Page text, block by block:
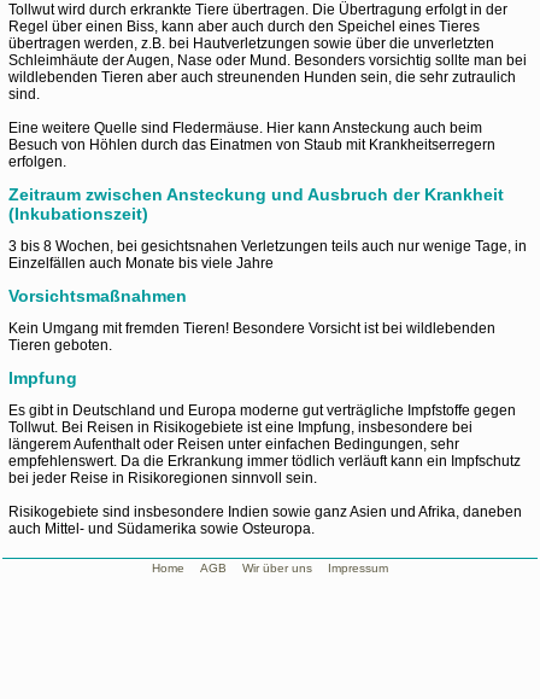
Tollwut wird durch erkrankte Tiere übertragen. Die Übertragung erfolgt in der
Regel über einen Biss, kann aber auch durch den Speichel eines Tieres
übertragen werden, z.B. bei Hautverletzungen sowie über die unverletzten
Schleimhäute der Augen, Nase oder Mund. Besonders vorsichtig sollte man bei
wildlebenden Tieren aber auch streunenden Hunden sein, die sehr zutraulich
sind.
Eine weitere Quelle sind Fledermäuse. Hier kann Ansteckung auch beim
Besuch von Höhlen durch das Einatmen von Staub mit Krankheitserregern
erfolgen.
Zeitraum zwischen Ansteckung und Ausbruch der Krankheit
(Inkubationszeit)
3 bis 8 Wochen, bei gesichtsnahen Verletzungen teils auch nur wenige Tage, in
Einzelfällen auch Monate bis viele Jahre
Vorsichtsmaßnahmen
Kein Umgang mit fremden Tieren! Besondere Vorsicht ist bei wildlebenden
Tieren geboten.
Impfung
Es gibt in Deutschland und Europa moderne gut verträgliche Impfstoffe gegen
Tollwut. Bei Reisen in Risikogebiete ist eine Impfung, insbesondere bei
längerem Aufenthalt oder Reisen unter einfachen Bedingungen, sehr
empfehlenswert. Da die Erkrankung immer tödlich verläuft kann ein Impfschutz
bei jeder Reise in Risikoregionen sinnvoll sein.
Risikogebiete sind insbesondere Indien sowie ganz Asien und Afrika, daneben
auch Mittel- und Südamerika sowie Osteuropa.
Home AGB Wir über uns Impressum